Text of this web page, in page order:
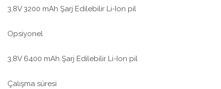
3,8V 3200 mAh Şarj Edilebilir Li-Ion pil
Opsiyonel
3,8V 6400 mAh Şarj Edilebilir Li-Ion pil
Çalışma süresi